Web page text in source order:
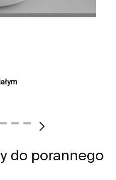
do porannego